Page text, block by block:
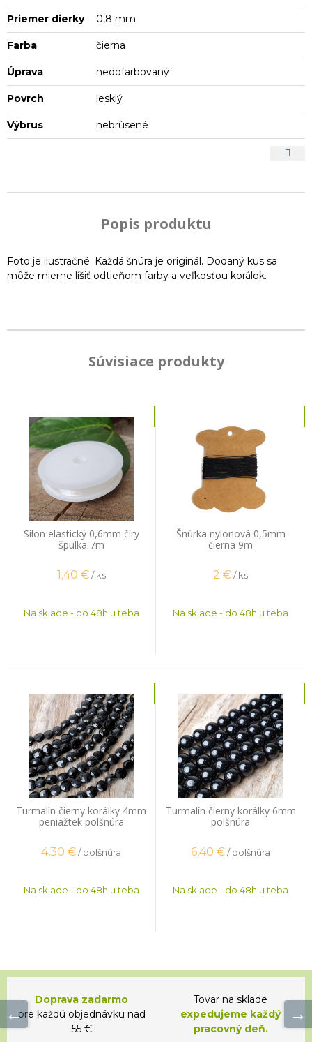
Priemer dierky 0,8 mm
Farba čierna
Úprava nedofarbovaný
Povrch lesklý
Výbrus nebrúsené
Popis produktu
Foto je ilustračné. Každá šnúra je originál. Dodaný kus sa
môže mierne líšiť odtieňom farby a veľkosťou korálok.
Súvisiace produkty
Silon elastický 0,6mm číry
špulka 7m
1,40 € / ks
Na sklade - do 48h u teba
Šnúrka nylonová 0,5mm
čierna 9m
2 €/ ks
Na sklade - do 48h u teba
Turmalín čierny korálky 4mm
peniažtek polšnúra
4,30 €/ polšnúra
Na sklade - do 48h u teba
Turmalín čierny korálky 6mm
polšnúra
6,40 €/ polšnúra
Na sklade - do 48h u teba
Doprava zadarmo
pre každú objednávku nad
55 €
Tovar na sklade
expedujeme každý
pracovný deň.